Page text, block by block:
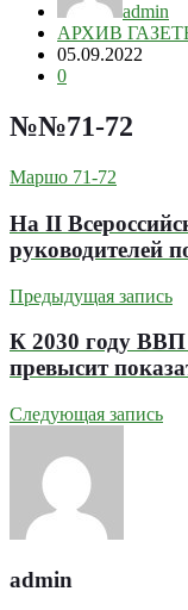
admin
АРХИВ
05.09.2022
0
№№71-72
Маршо 71-72
На II
руководителей
Предыдущая запись
К 2030 году ВВП
превысит
Следующая запись
admin